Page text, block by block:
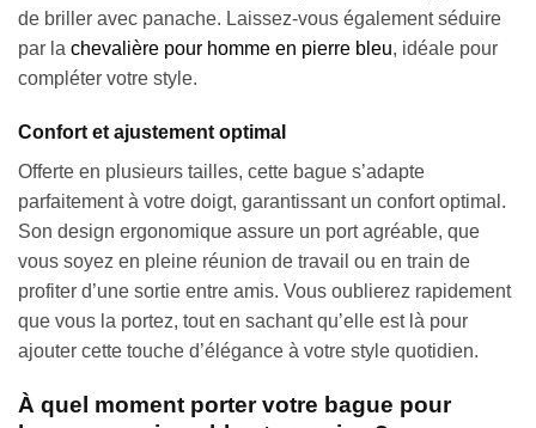
de briller avec panache. Laissez-vous également séduire
par la chevalière pour homme en pierre bleu, idéale pour
compléter votre style.
Confort et ajustement optimal
Offerte en plusieurs tailles, cette bague s’adapte
parfaitement à votre doigt, garantissant un confort optimal.
Son design ergonomique assure un port agréable, que
vous soyez en pleine réunion de travail ou en train de
profiter d’une sortie entre amis. Vous oublierez rapidement
que vous la portez, tout en sachant qu’elle est là pour
ajouter cette touche d’élégance à votre style quotidien.
À quel moment porter votre bague pour